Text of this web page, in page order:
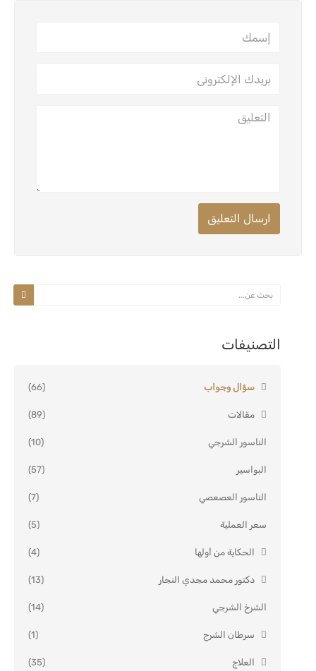
ارسال التعليق
التصنيفات
سؤال وجواب (66)
مقالات (89)
الناسور الشرجي (10)
البواسير (57)
الناسور العصعصي (7)
سعر العملية (5)
الحكاية من أولها (4)
دكتور محمد مجدي النجار (13)
الشرخ الشرجي (14)
سرطان الشرج (1)
العلاج (35)